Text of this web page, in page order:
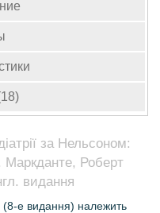
за Нельсоном:
Роберт
видання
(8-е видання) належить